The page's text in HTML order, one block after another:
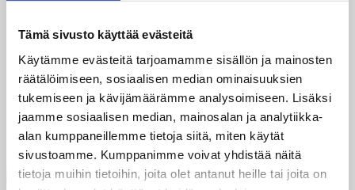
Tämä sivusto käyttää evästeitä
Käytämme evästeitä tarjoamamme sisällön ja mainosten
räätälöimiseen, sosiaalisen median ominaisuuksien
tukemiseen ja kävijämäärämme analysoimiseen. Lisäksi
jaamme sosiaalisen median, mainosalan ja analytiikka-
alan kumppaneillemme tietoja siitä, miten käytät
sivustoamme. Kumppanimme voivat yhdistää näitä
tietoja muihin tietoihin, joita olet antanut heille tai joita on
Jätä kommentti
Sinun täytyykirjautua sisäänkommentoidaksesi.